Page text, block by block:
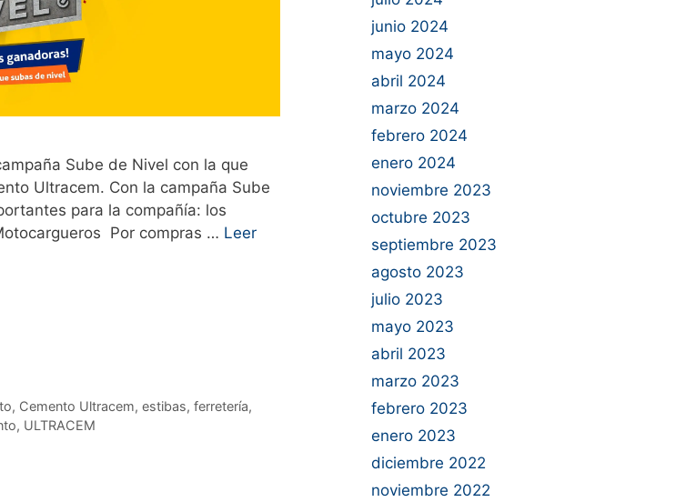
Sube de Nivel con la que
Ultracem. Con la campaña Sube
para la compañía: los
Por compras … Leer
, Cemento Ultracem, estibas, ferretería,
, ULTRACEM
junio 2024
mayo 2024
abril 2024
marzo 2024
febrero 2024
enero 2024
noviembre 2023
octubre 2023
septiembre 2023
agosto 2023
julio 2023
mayo 2023
abril 2023
marzo 2023
febrero 2023
enero 2023
diciembre 2022
noviembre 2022